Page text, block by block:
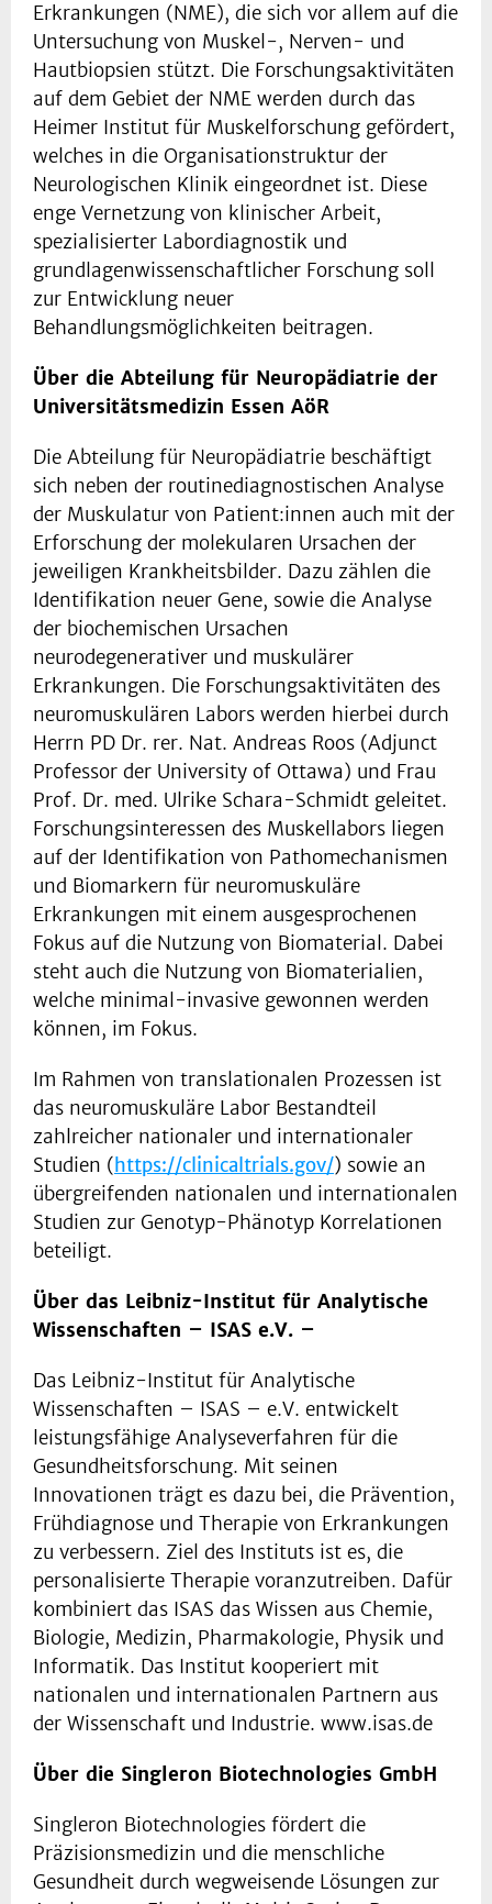
Erkrankungen (NME), die sich vor allem auf die
Untersuchung von Muskel-, Nerven- und
Hautbiopsien stützt. Die Forschungsaktivitäten
auf dem Gebiet der NME werden durch das
Heimer Institut für Muskelforschung gefördert,
welches in die Organisationstruktur der
Neurologischen Klinik eingeordnet ist. Diese
enge Vernetzung von klinischer Arbeit,
spezialisierter Labordiagnostik und
grundlagenwissenschaftlicher Forschung soll
zur Entwicklung neuer
Behandlungsmöglichkeiten beitragen.
Über die Abteilung für Neuropädiatrie der
Universitätsmedizin Essen AöR
Die Abteilung für Neuropädiatrie beschäftigt
sich neben der routinediagnostischen Analyse
der Muskulatur von Patient:innen auch mit der
Erforschung der molekularen Ursachen der
jeweiligen Krankheitsbilder. Dazu zählen die
Identifikation neuer Gene, sowie die Analyse
der biochemischen Ursachen
neurodegenerativer und muskulärer
Erkrankungen. Die Forschungsaktivitäten des
neuromuskulären Labors werden hierbei durch
Herrn PD Dr. rer. Nat. Andreas Roos (Adjunct
Professor der University of Ottawa) und Frau
Prof. Dr. med. Ulrike Schara-Schmidt geleitet.
Forschungsinteressen des Muskellabors liegen
auf der Identifikation von Pathomechanismen
und Biomarkern für neuromuskuläre
Erkrankungen mit einem ausgesprochenen
Fokus auf die Nutzung von Biomaterial. Dabei
steht auch die Nutzung von Biomaterialien,
welche minimal-invasive gewonnen werden
können, im Fokus.
Im Rahmen von translationalen Prozessen ist
das neuromuskuläre Labor Bestandteil
zahlreicher nationaler und internationaler
Studien (https://clinicaltrials.gov/) sowie an
übergreifenden nationalen und internationalen
Studien zur Genotyp-Phänotyp Korrelationen
beteiligt.
Über das Leibniz-Institut für Analytische
Wissenschaften – ISAS e.V. –
Das Leibniz-Institut für Analytische
Wissenschaften – ISAS – e.V. entwickelt
leistungsfähige Analyseverfahren für die
Gesundheitsforschung. Mit seinen
Innovationen trägt es dazu bei, die Prävention,
Frühdiagnose und Therapie von Erkrankungen
zu verbessern. Ziel des Instituts ist es, die
personalisierte Therapie voranzutreiben. Dafür
kombiniert das ISAS das Wissen aus Chemie,
Biologie, Medizin, Pharmakologie, Physik und
Informatik. Das Institut kooperiert mit
nationalen und internationalen Partnern aus
der Wissenschaft und Industrie. www.isas.de
Über die Singleron Biotechnologies GmbH
Singleron Biotechnologies fördert die
Präzisionsmedizin und die menschliche
Gesundheit durch wegweisende Lösungen zur